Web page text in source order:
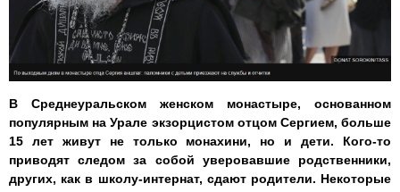
В Среднеуральском женском монастыре, основанном
популярным на Урале экзорцистом отцом Сергием, больше
15 лет живут не только монахини, но и дети. Кого-то
приводят следом за собой уверовавшие родственники,
других, как в школу-интернат, сдают родители. Некоторые